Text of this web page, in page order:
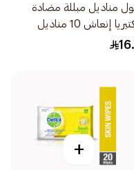
مناديل مبللة مضادة
إنعاش 10 مناديل
+